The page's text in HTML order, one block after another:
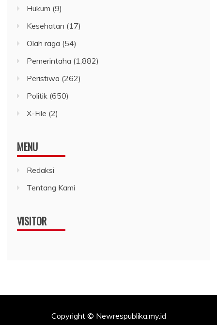
Hukum (9)
Kesehatan (17)
Olah raga (54)
Pemerintaha (1,882)
Peristiwa (262)
Politik (650)
X-File (2)
MENU
Redaksi
Tentang Kami
VISITOR
Copyright © Newrespublika.my.id